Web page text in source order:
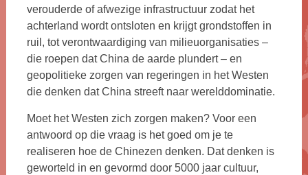
verouderde of afwezige infrastructuur zodat het
achterland wordt ontsloten en krijgt grondstoffen in
ruil, tot verontwaardiging van milieuorganisaties –
die roepen dat China de aarde plundert – en
geopolitieke zorgen van regeringen in het Westen
die denken dat China streeft naar werelddominatie.
Moet het Westen zich zorgen maken? Voor een
antwoord op die vraag is het goed om je te
realiseren hoe de Chinezen denken. Dat denken is
geworteld in en gevormd door 5000 jaar cultuur,